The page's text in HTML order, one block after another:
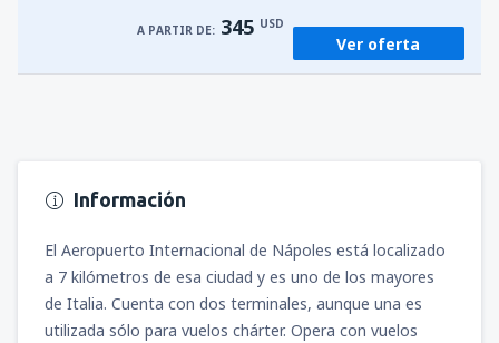
A PARTIR DE: 345 USD
Ver oferta
Información
El Aeropuerto Internacional de Nápoles está localizado
a 7 kilómetros de esa ciudad y es uno de los mayores
de Italia. Cuenta con dos terminales, aunque una es
utilizada sólo para vuelos chárter. Opera con vuelos